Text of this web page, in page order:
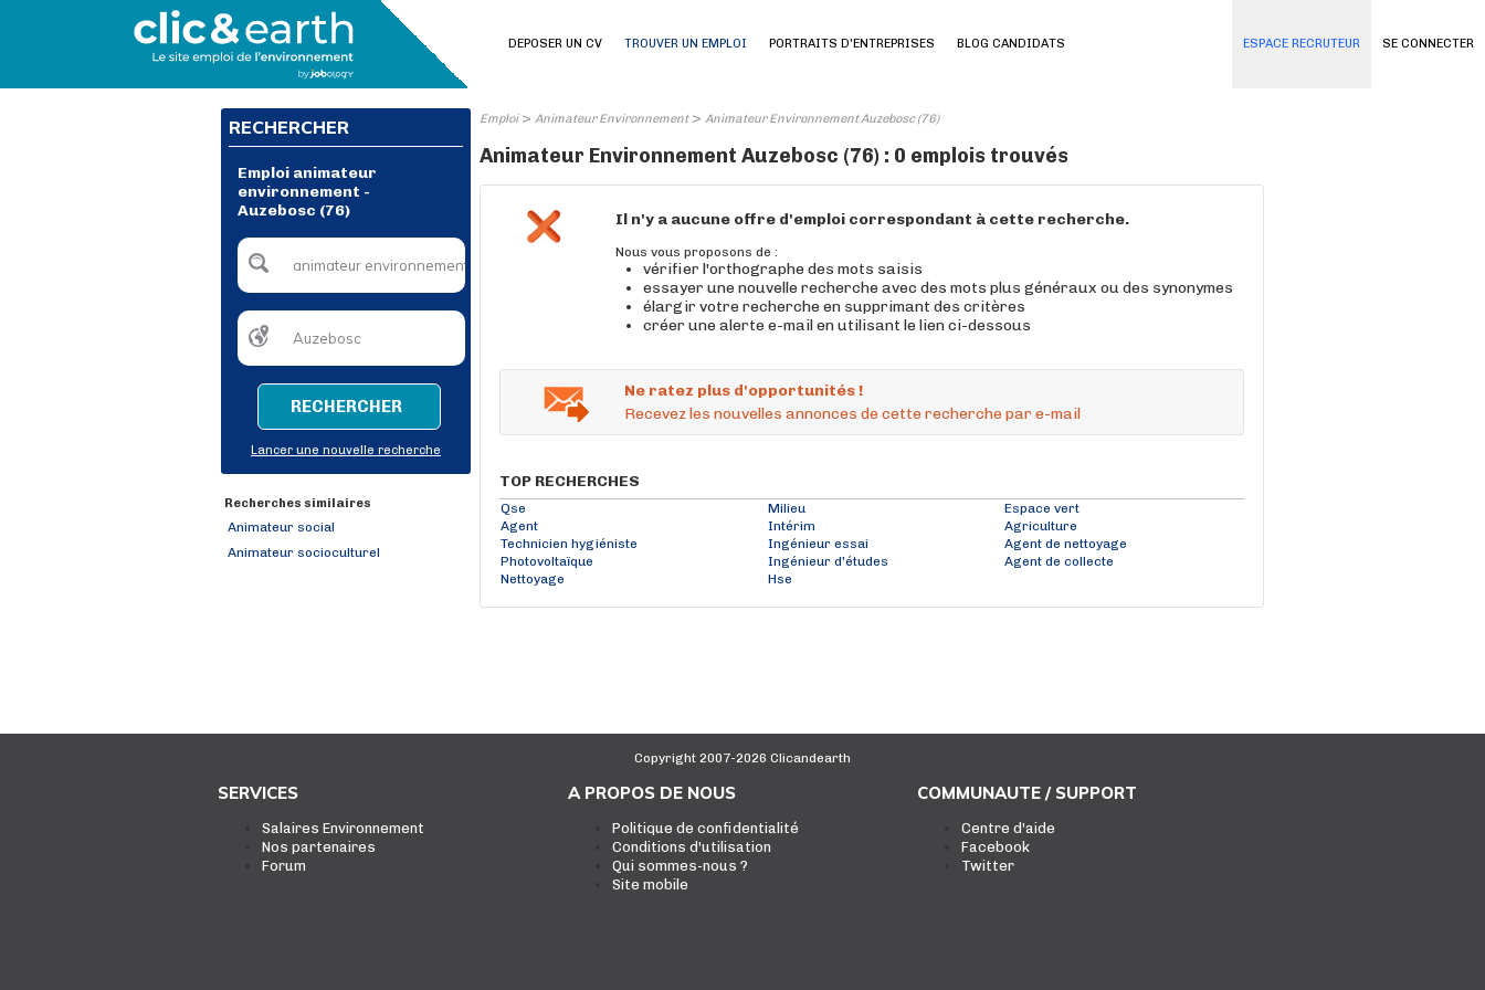
SE CONNECTER
DEPOSER UN CV TROUVER UN EMPLOI PORTRAITS D'ENTREPRISES BLOG CANDIDATS ESPACE RECRUTEUR
RECHERCHER
Emploi animateur
environnement -
Auzebosc (76)
RECHERCHER
Lancer une nouvelle recherche
Recherches similaires
Animateur social
Animateur socioculturel
Emploi> Animateur Environnement> Animateur Environnement Auzebosc (76)
Animateur Environnement Auzebosc (76) : 0 emplois trouvés
Il n'y a aucune offre d'emploi correspondant à cette recherche.
Nous vous proposons de :
vérifier l'orthographe des mots saisis
essayer une nouvelle recherche avec des mots plus généraux ou des synonymes
élargir votre recherche en supprimant des critères
créer une alerte e-mail en utilisant le lien ci-dessous
Ne ratez plus d'opportunités !
Recevez les nouvelles annonces de cette recherche par e-mail
TOP RECHERCHES
Qse Milieu
Espace vert
Agent
Intérim
Agriculture
Technicien hygiéniste
Ingénieur essai
Agent de nettoyage
Photovoltaïque
Ingénieur d'études
Agent de collecte
Nettoyage
Hse
Copyright 2007-2026 Clicandearth
SERVICES
Salaires Environnement
Nos partenaires
Forum
A PROPOS DE NOUS
Politique de confidentialité
Conditions d'utilisation
Qui sommes-nous ?
Site mobile
COMMUNAUTE / SUPPORT
Centre d'aide
Facebook
Twitter